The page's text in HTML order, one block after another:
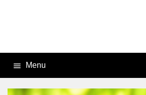
 Menu